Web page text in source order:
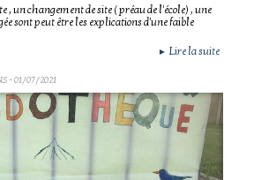
, un changement de site ( préau de l'école) , une
sont peut être les explications d'une faible
► Lire la suite
- 01/07/2021